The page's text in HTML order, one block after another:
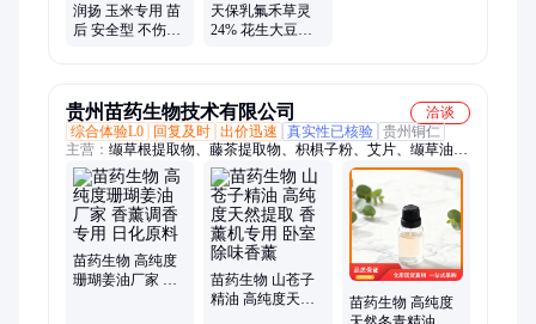
润扬 玉米专用 苗
后 安全型 不伤玉
天保乳氟禾草灵
24% 花生大豆半
贵州苗药生物技术有限公司
洽谈
综合体验L0
回复及时 出价迅速 真实性已核验 贵州铜仁
主营： 缬草根提取物、藤茶提取物、枳椇子粉、艾片、缬草油、
艾叶油、青蒿油、珊瑚姜油、山苍子油、侧柏油、当归油、川芎
油、鱼腥草油、缬草提取物、显齿蛇葡萄叶粉、侧柏精油、牡荆
油、迷迭香油、厚朴油、提取物、精油
苗药生物 高纯度
珊瑚姜油厂家 香
苗药生物 山苍子
精油 高纯度天然
苗药生物 高纯度